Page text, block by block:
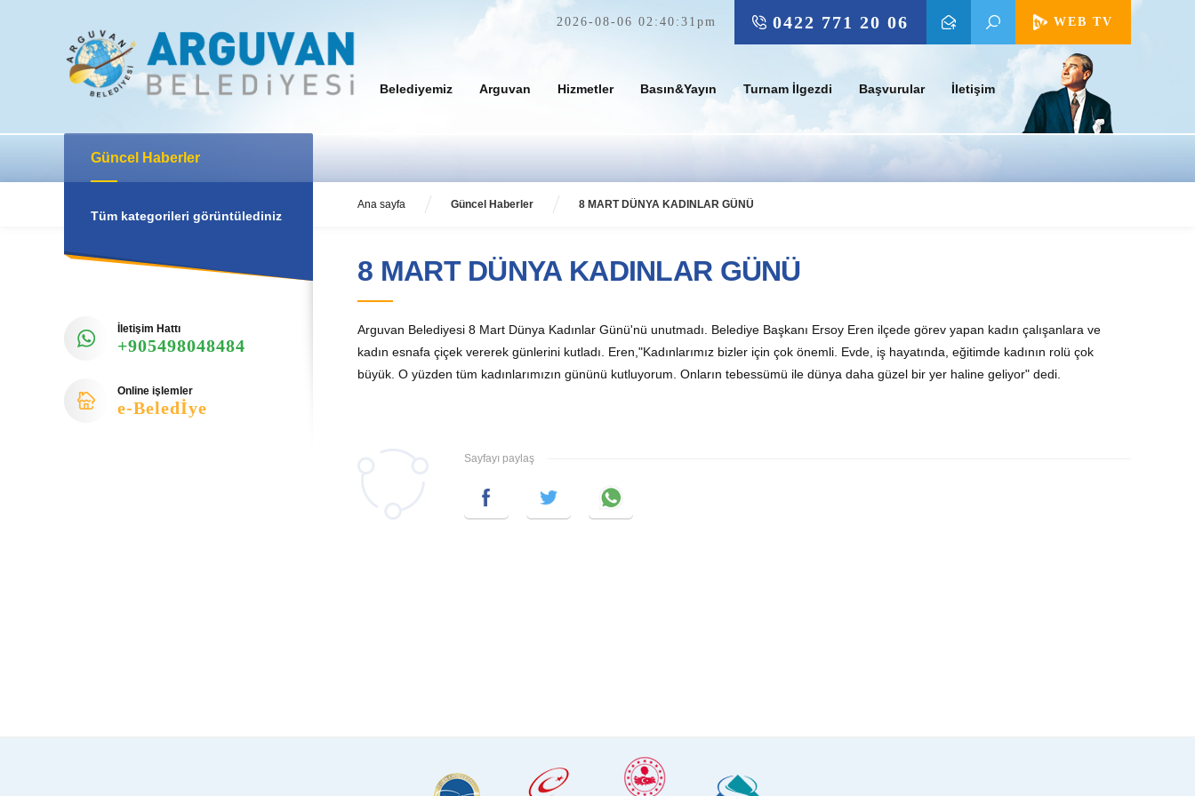
WEB TV
0422 771 20 06
2026-08-06 02:40:31pm
Belediyemiz Arguvan Hizmetler Basın&Yayın Turnam İlgezdi Başvurular İletişim
Ana sayfa Güncel Haberler 8 MART DÜNYA KADINLAR GÜNÜ
Güncel Haberler
Tüm kategorileri görüntülediniz
İletişim Hattı
+905498048484
Online işlemler
e-Beledİye
8 MART DÜNYA KADINLAR GÜNÜ
Arguvan Belediyesi 8 Mart Dünya Kadınlar Günü'nü unutmadı. Belediye Başkanı Ersoy Eren ilçede görev yapan kadın çalışanlara ve
kadın esnafa çiçek vererek günlerini kutladı. Eren,"Kadınlarımız bizler için çok önemli. Evde, iş hayatında, eğitimde kadının rolü çok
büyük. O yüzden tüm kadınlarımızın gününü kutluyorum. Onların tebessümü ile dünya daha güzel bir yer haline geliyor" dedi.
Sayfayı paylaş